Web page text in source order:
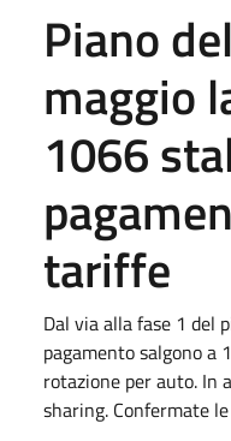
Piano
maggio
1066
tariffe
Dal via alla fase 1 del
pagamento salgono a
rotazione per auto. In
sharing. Confermate